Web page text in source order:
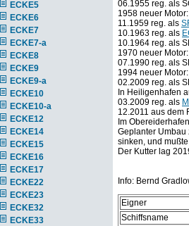
ECKE5
ECKE6
ECKE7
ECKE7-a
ECKE8
ECKE9
ECKE9-a
ECKE10
ECKE10-a
ECKE12
ECKE14
ECKE15
ECKE16
ECKE17
ECKE22
ECKE23
ECKE32
ECKE33
06.1955 reg. als
1958 neuer
11.1959 reg. als
10.1963 reg. als
10.1964 reg. als
1970 neuer
07.1990 reg. als
1994 neuer
02.2009 reg. als
In Heiligenhafen
03.2009 reg. als
12.2011 aus dem
Im
Geplanter Umbau
sinken, und
Der Kutter lag
Info: Bernd
Eigner
Schiffsname